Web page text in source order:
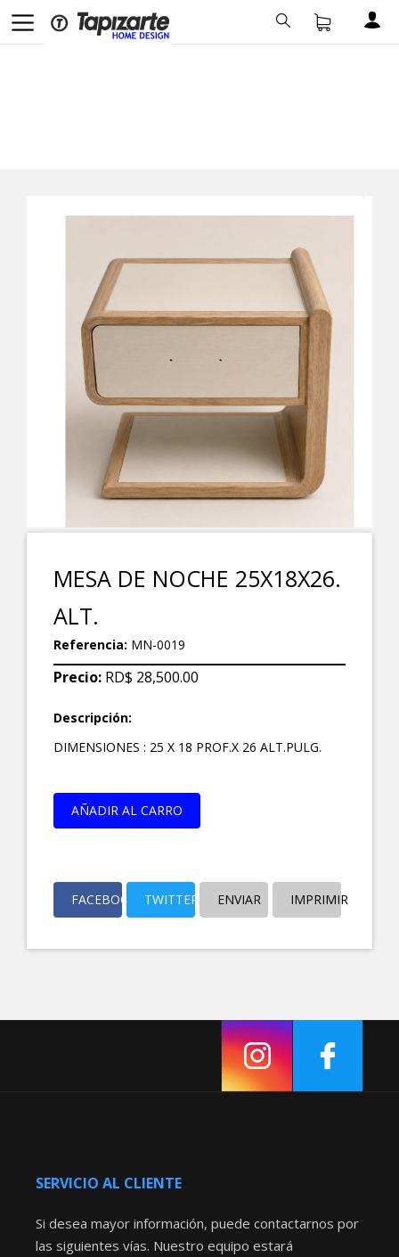
MESA DE NOCHE 25X18X26.
ALT.
Referencia: MN-0019
Precio: RD$ 28,500.00
Descripción:
DIMENSIONES : 25 X 18 PROF.X 26 ALT.PULG.
AÑADIR AL CARRO
FACEBOOK TWITTER ENVIAR IMPRIMIR
SERVICIO AL CLIENTE
Si desea mayor información, puede contactarnos por
las siguientes vías. Nuestro equipo estará